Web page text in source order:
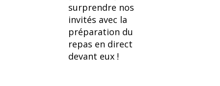
surprendre nos
invités avec la
préparation du
repas en direct
devant eux !